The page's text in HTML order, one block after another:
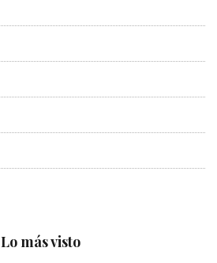
Lo más visto